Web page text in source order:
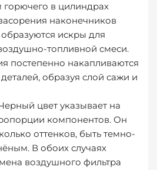
в цилиндрах
наконечников
искры для
топливной смеси.
постепенно накапливаются
образуя слой сажи и
цвет указывает на
компонентов. Он
оттенков, быть темно-
В обоих случаях
воздушного фильтра